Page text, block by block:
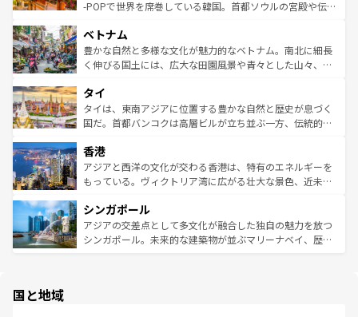
い。オーストラリアの多彩な魅力を存分に味わいつくそ
参照してほしい。
驚きをもたらしてくれる。また、奥深い台湾の食文化も魅
容にもいいと評判のスイーツなど、バラエティ豊かな料理
が味わえる。 なお、新着の台湾情報は コンテンツ一覧を参
照してほしい。
-POPで世界を席巻している韓国。首都ソウルの宮殿や伝統
き、地方に足を延ばせば四季折々の自然美を楽しむことが
できる。そして、キムチや焼肉、絶品のストリートフード
まで、さまざまな韓国料理が待っている。夜には、韓国な
リティに包まれながら、韓国の多彩な魅力を心ゆくまで味
わってみてほしい。 なお、新着の韓国情報はコンテンツ一
覧を参照してほしい。
ベトナム
豊かな自然と多様な文化が魅力的なベトナム。南北に細長
く伸びる国土には、広大な田園風景や青々とした山々、世
急速な発展と共に伝統が息づく。ハノイの古い町並みやホ
ーチミン市のフランス統治時代の建物も、独特の雰囲気を
醸し出している。また、バラエティの豊かさとおいしさで
とつ。フォーやバインミー、ベトナムコーヒーなどは、ぜ
ひ現地で味わいたい。どの地域を訪れてもあたたかい人々
が旅行者を迎えてくれるので、きっと忘れられない旅にな
参照してほしい。
タイ
タイは、東南アジアに位置する豊かな自然と歴史が息づく
国だ。首都バンコクは高層ビルが立ち並ぶ一方、伝統的な
の活気が交差している。北部ではチェンマイなどの山岳地
帯で自然と触れ合い、南部ではプーケットやクラビの美し
いビーチでリゾート気分を楽しむことができる。タイ料理
激する。気候は一年中温暖で、どの季節にも異なる楽しみ
が待っている。親しみやすいタイの人々、仏教を中心とし
た文化、そして多様な観光資源が、訪れる旅人を魅了し続
香港
アジアと西洋の文化が交わる香港は、特有のエネルギーを
もっている。ヴィクトリア湾に広がる壮大な景色、近未来
み、どこを訪れても感動するはず。観光スポットが密集し
ており、効率よく見どころを回れるのも魅力。息をのむよ
うな絶景から文化的な体験まで、香港を存分に楽しみ尽く
シンガポール
アジアの交差点として多文化が融合した独自の魅力を放つ
シンガポール。未来的な建築物が並ぶマリーナベイ、歴史
国と地域